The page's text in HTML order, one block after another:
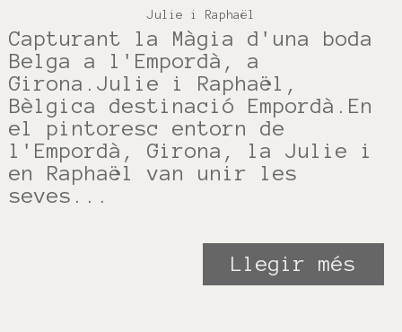
Julie i Raphaël
Capturant la Màgia d'una boda
Belga a l'Empordà, a
Girona.Julie i Raphaël,
Bèlgica destinació Empordà.En
el pintoresc entorn de
l'Empordà, Girona, la Julie i
en Raphaël van unir les
seves...
Llegir més